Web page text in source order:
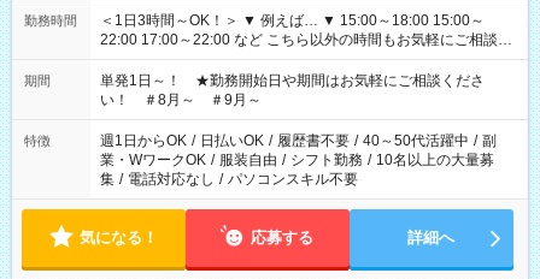
勤務時間
＜1日3時間～OK！＞ ▼ 例えば… ▼ 15:00～18:00 15:00～
22:00 17:00～22:00 など こちら以外の時間もお気軽にご相談く
ださい！
期間
単発1日～！ ★勤務開始日や期間はお気軽にご相談くださ
い！ ＃8月～ ＃9月～
特徴 週1日からOK / 日払いOK / 履歴書不要 / 40～50代活躍中 / 副
業・WワークOK / 服装自由 / シフト勤務 / 10名以上の大量募
集 / 電話対応なし / パソコンスキル不要
気になる！ 応募する 詳細へ